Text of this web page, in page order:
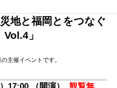
地と福岡とをつなぐ
」
催イベントです。